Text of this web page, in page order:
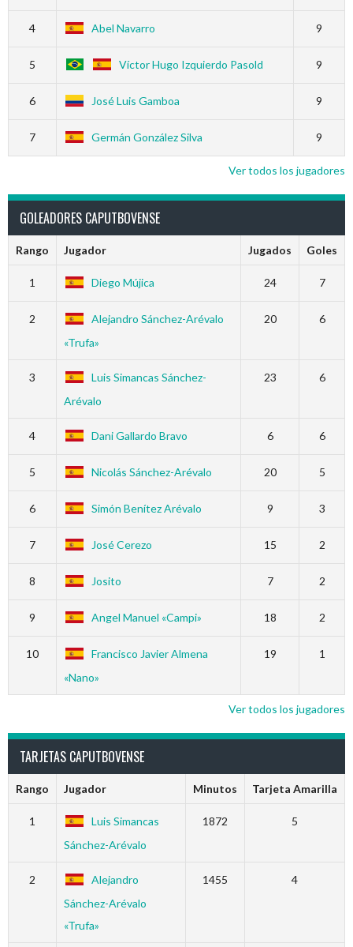
4 Abel Navarro 9
5 Víctor Hugo Izquierdo Pasold 9
6 José Luis Gamboa 9
7 Germán González Silva 9
Ver todos los jugadores
GOLEADORES CAPUTBOVENSE
Rango Jugador Jugados Goles
1 Diego Mújica 24 7
2
Alejandro Sánchez-Arévalo
«Trufa»
20 6
3
Luis Simancas Sánchez-
Arévalo
23 6
4 Dani Gallardo Bravo 6 6
5 Nicolás Sánchez-Arévalo 20 5
6 Simón Benítez Arévalo 9 3
7 José Cerezo 15 2
8 Josito 7 2
9 Angel Manuel «Campi» 18 2
10
Francisco Javier Almena
«Nano»
19 1
Ver todos los jugadores
TARJETAS CAPUTBOVENSE
Rango Jugador Minutos Tarjeta Amarilla
1
Luis Simancas
Sánchez-Arévalo
1872 5
2
Alejandro
Sánchez-Arévalo
«Trufa»
1455 4